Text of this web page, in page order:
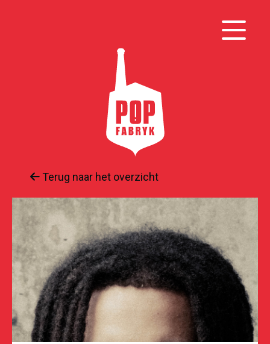
Terug naar het overzicht